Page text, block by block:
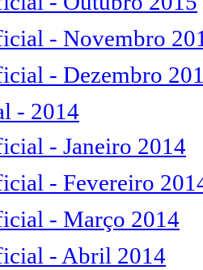
- Novembro
- Dezembro
- 2014
- Janeiro 2014
- Fevereiro
- Março 2014
- Abril 2014